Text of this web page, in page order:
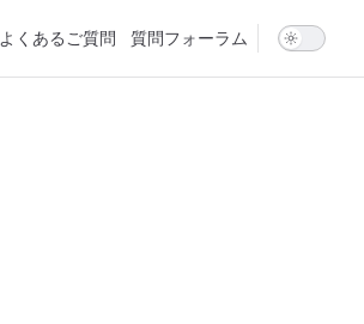
よくあるご質問 質問フォーラム